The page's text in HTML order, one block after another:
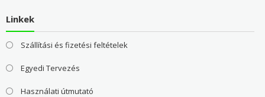
Linkek
Szállítási és fizetési feltételek
Egyedi Tervezés
Használati útmutató